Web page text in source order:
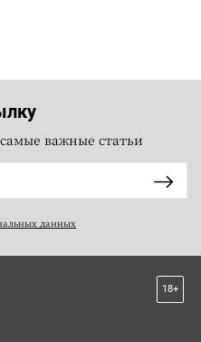
важные статьи
данных
18+